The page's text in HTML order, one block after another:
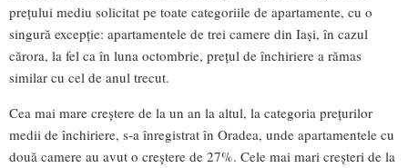
prețului mediu solicitat pe toate categoriile de apartamente, cu o
singură excepție: apartamentele de trei camere din Iași, în cazul
cărora, la fel ca în luna octombrie, prețul de închiriere a rămas
similar cu cel de anul trecut.
Cea mai mare creștere de la un an la altul, la categoria prețurilor
medii de închiriere, s-a înregistrat în Oradea, unde apartamentele cu
două camere au avut o creștere de 27%. Cele mai mari creșteri de la